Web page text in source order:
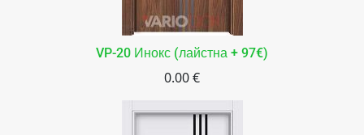
VP-20 Инокс (лайстна + 97€)
0.00 €